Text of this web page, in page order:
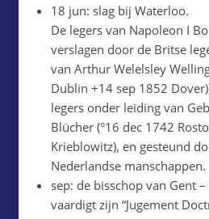
18 jun: slag bij Waterloo.
De legers van Napoleon I
verslagen door de Britse
van Arthur Welelsley
Dublin +14 sep 1852
legers onder leiding van
Blücher (°16 dec 1742
Krieblowitz), en gesteund
Nederlandse manschappen.
sep: de bisschop van Gent
vaardigt zijn “Jugement